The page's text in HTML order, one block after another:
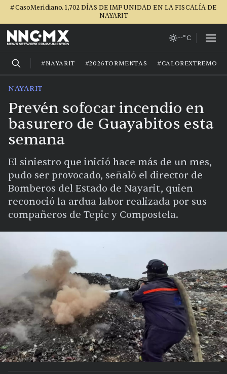
#CasoMeridiano. 1,702 DÍAS DE IMPUNIDAD EN LA FISCALÍA DE
NAYARIT
--°C
#NAYARIT #2026TORMENTAS #CALOREXTREMO
NAYARIT
Prevén sofocar incendio en
basurero de Guayabitos esta
semana
El siniestro que inició hace más de un mes,
pudo ser provocado, señaló el director de
Bomberos del Estado de Nayarit, quien
reconoció la ardua labor realizada por sus
compañeros de Tepic y Compostela.